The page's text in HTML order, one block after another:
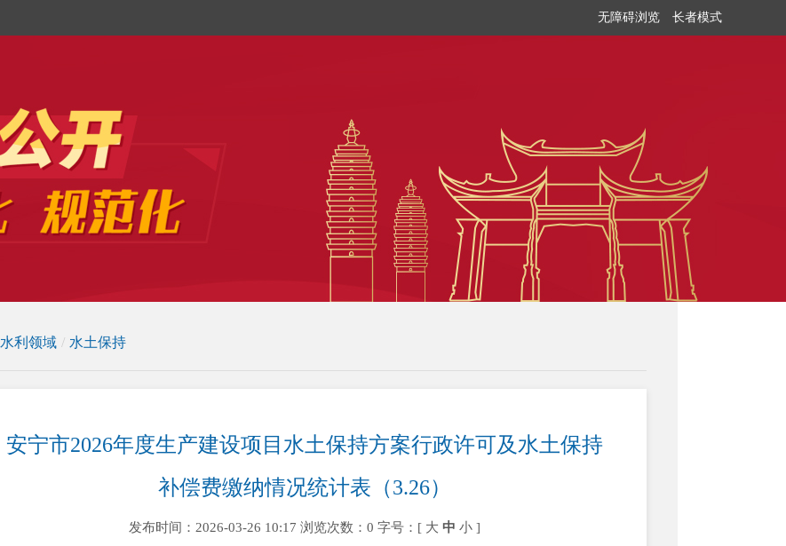
无障碍浏览 长者模式
水利领域 / 水土保持
安宁市2026年度生产建设项目水土保持方案行政许可及水土保持
补偿费缴纳情况统计表（3.26）
发布时间：2026-03-26 10:17 浏览次数：0 字号：[ 大 中 小 ]